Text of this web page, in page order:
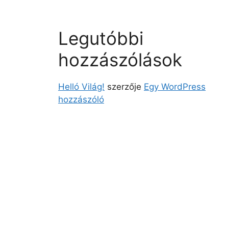
Legutóbbi
hozzászólások
Helló Világ! szerzője Egy WordPress
hozzászóló